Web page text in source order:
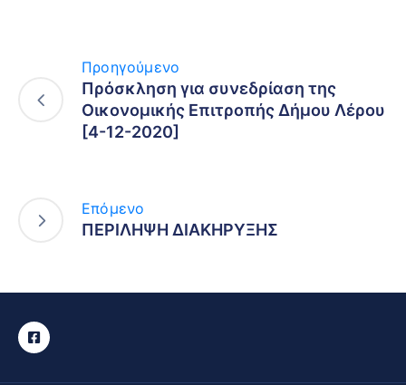
Προηγούμενο
Πρόσκληση για συνεδρίαση της
Οικονομικής Επιτροπής Δήμου Λέρου
[4-12-2020]
Επόμενο
ΠΕΡΙΛΗΨΗ ΔΙΑΚΗΡΥΞΗΣ